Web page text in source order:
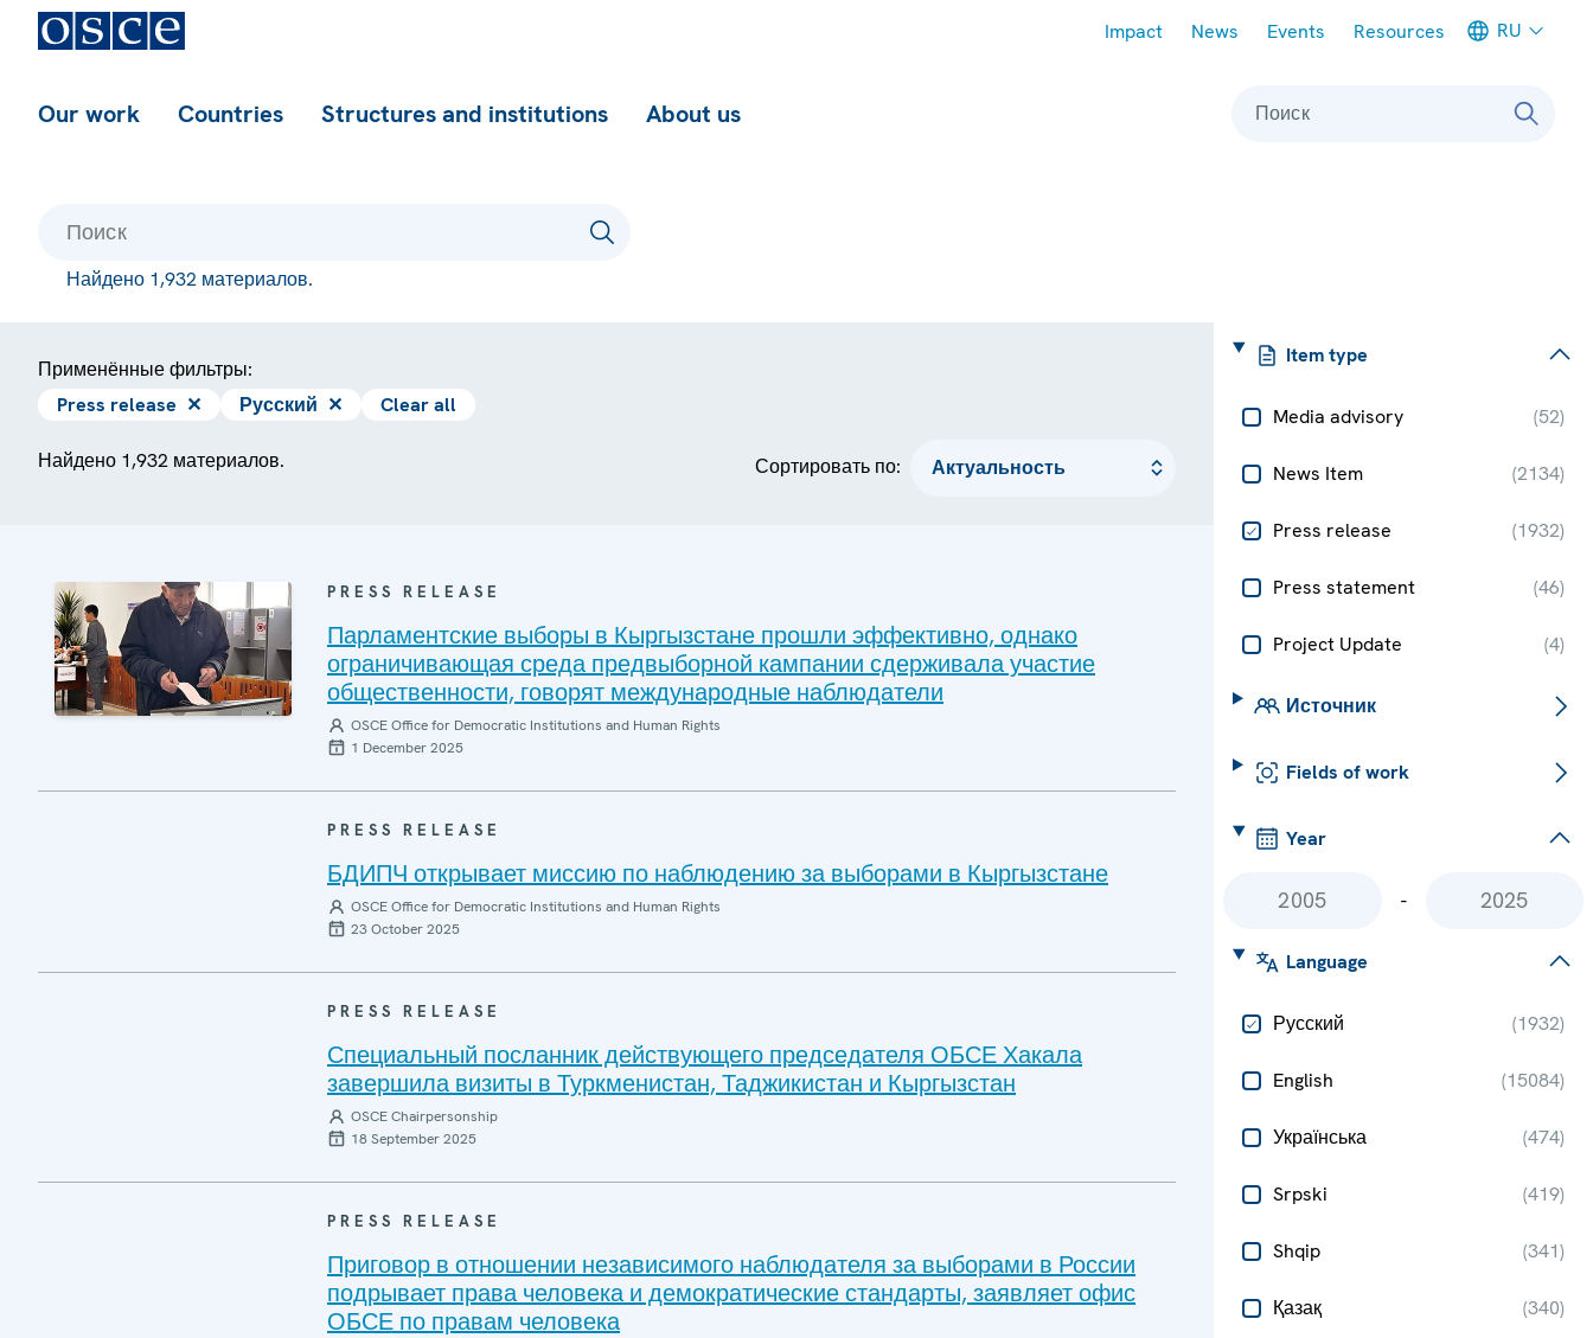
Impact News Events Resources RU
Our work Countries Structures and institutions About us Поиск
Найдено 1,932 материалов.
Item type
Media advisory (52)
News Item (2134)
Press release (1932)
Press statement (46)
Project Update (4)
Источник
Fields of work
Year
-
Language
Русский (1932)
English (15084)
Українська (474)
Srpski (419)
Shqip (341)
Қазақ (340)
Применённые фильтры:
Press release ✕ Русский ✕ Clear all
Найдено 1,932 материалов. Сортировать по:
PRESS RELEASE
Парламентские выборы в Кыргызстане прошли эффективно, однако
ограничивающая среда предвыборной кампании сдерживала участие
общественности, говорят международные наблюдатели
OSCE Office for Democratic Institutions and Human Rights
1 December 2025
PRESS RELEASE
БДИПЧ открывает миссию по наблюдению за выборами в Кыргызстане
OSCE Office for Democratic Institutions and Human Rights
23 October 2025
PRESS RELEASE
Специальный посланник действующего председателя ОБСЕ Хакала
завершила визиты в Туркменистан, Таджикистан и Кыргызстан
OSCE Chairpersonship
18 September 2025
PRESS RELEASE
Приговор в отношении независимого наблюдателя за выборами в России
подрывает права человека и демократические стандарты, заявляет офис
ОБСЕ по правам человека